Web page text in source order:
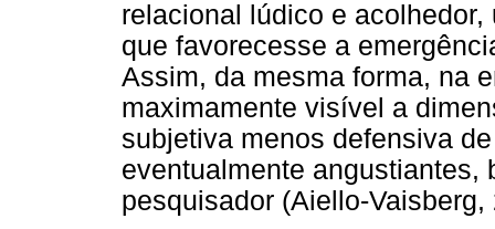
relacional lúdico e
que favorecesse a
Assim, da mesma forma, na
maximamente visível a
subjetiva menos defensiva
eventualmente angustiantes,
pesquisador (Aiello-Vaisberg,